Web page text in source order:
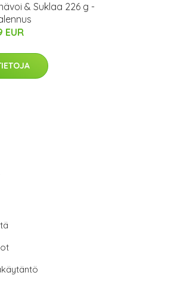
& Suklaa 226 g -
EUR